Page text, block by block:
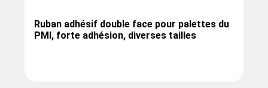
Ruban adhésif double face pour palettes du
PMI, forte adhésion, diverses tailles